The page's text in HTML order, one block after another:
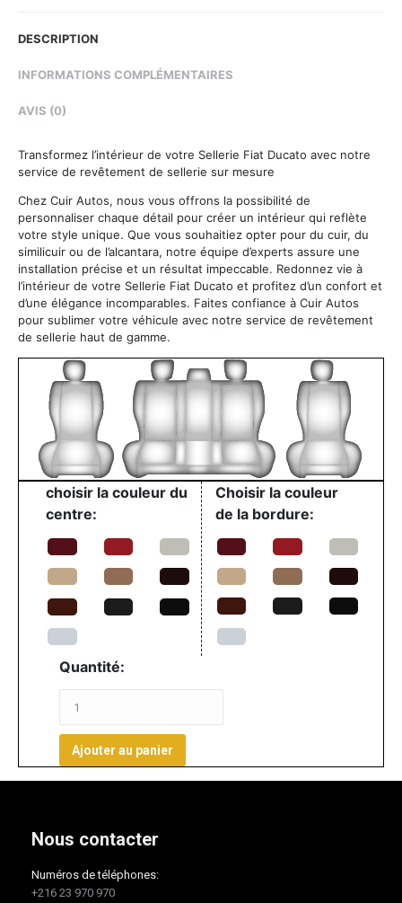
DESCRIPTION
INFORMATIONS COMPLÉMENTAIRES
AVIS (0)
Transformez l’intérieur de votre Sellerie Fiat Ducato avec notre
service de revêtement de sellerie sur mesure
Chez Cuir Autos, nous vous offrons la possibilité de
personnaliser chaque détail pour créer un intérieur qui reflète
votre style unique. Que vous souhaitiez opter pour du cuir, du
similicuir ou de l’alcantara, notre équipe d’experts assure une
installation précise et un résultat impeccable. Redonnez vie à
l’intérieur de votre Sellerie Fiat Ducato et profitez d’un confort et
d’une élégance incomparables. Faites confiance à Cuir Autos
pour sublimer votre véhicule avec notre service de revêtement
de sellerie haut de gamme.
choisir la couleur du
centre:
Choisir la couleur
de la bordure:
Quantité:
Ajouter au panier
Nous contacter
Numéros de téléphones:
+216 23 970 970